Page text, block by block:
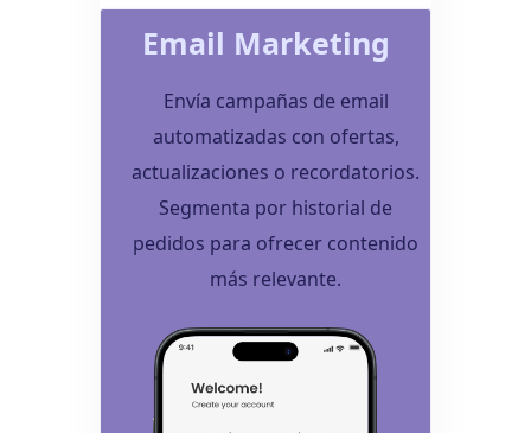
Email Marketing
Envía campañas de email
automatizadas con ofertas,
actualizaciones o recordatorios.
Segmenta por historial de
pedidos para ofrecer contenido
más relevante.